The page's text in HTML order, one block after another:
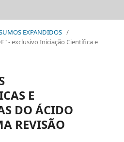
EXPANDIDOS /
- exclusivo Iniciação Científica e
E
DO ÁCIDO
REVISÃO